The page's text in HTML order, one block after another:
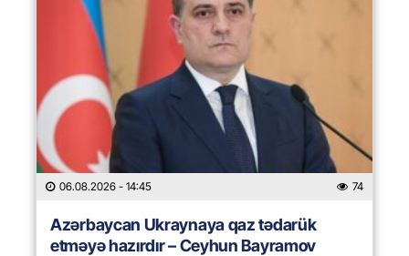
06.08.2026 - 14:45 74
Azərbaycan Ukraynaya qaz tədarük
etməyə hazırdır – Ceyhun Bayramov